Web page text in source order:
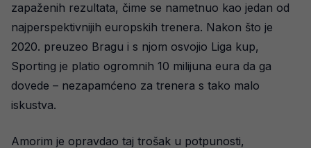
zapaženih rezultata, čime se nametnuo kao jedan od
najperspektivnijih europskih trenera. Nakon što je
2020. preuzeo Bragu i s njom osvojio Liga kup,
Sporting je platio ogromnih 10 milijuna eura da ga
dovede – nezapamćeno za trenera s tako malo
iskustva.
Amorim je opravdao taj trošak u potpunosti,